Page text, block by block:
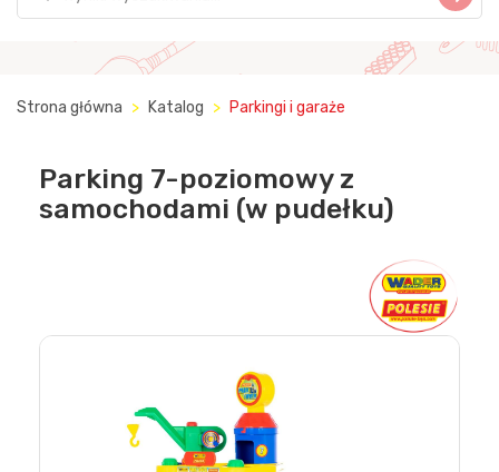
Strona główna Katalog Parkingi i garaże
Parking 7-poziomowy z
samochodami (w pudełku)